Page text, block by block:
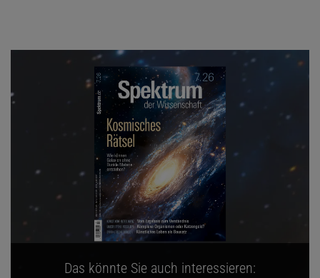
Das könnte Sie auch interessieren: